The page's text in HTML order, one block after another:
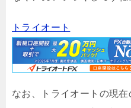
トライオート
なお、トライオートの現